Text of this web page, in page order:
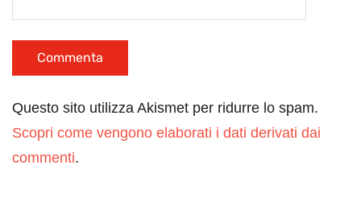
Questo sito utilizza Akismet per ridurre lo spam.
Scopri come vengono elaborati i dati derivati dai
commenti.